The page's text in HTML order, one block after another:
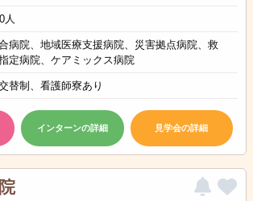
人
病院、地域医療支援病院、災害拠点病院、救
定病院、ケアミックス病院
替制、看護師寮あり
インターンの詳細 見学会の詳細